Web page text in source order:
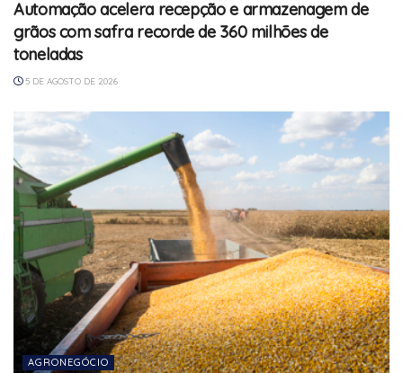
Automação acelera recepção e armazenagem de
grãos com safra recorde de 360 milhões de
toneladas
5 DE AGOSTO DE 2026
AGRONEGÓCIO